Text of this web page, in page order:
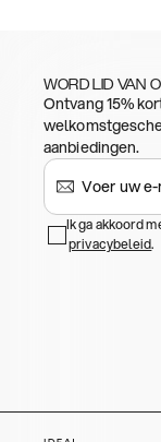
WORD LID VAN
Ontvang 15%
aanbiedingen.
Ik ga akkoord
privacybeleid.